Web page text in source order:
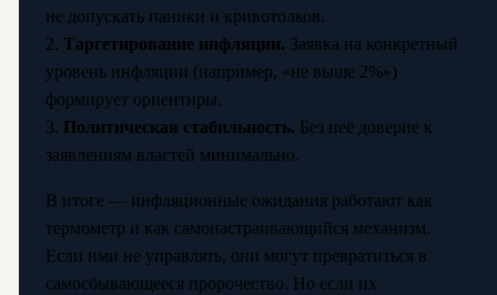
не допускать паники и кривотолков.
2. Таргетирование инфляции. Заявка на конкретный
уровень инфляции (например, «не выше 2%»)
формирует ориентиры.
3. Политическая стабильность. Без неё доверие к
заявлениям властей минимально.
В итоге — инфляционные ожидания работают как
термометр и как самонастраивающийся механизм.
Если ими не управлять, они могут превратиться в
самосбывающееся пророчество. Но если их